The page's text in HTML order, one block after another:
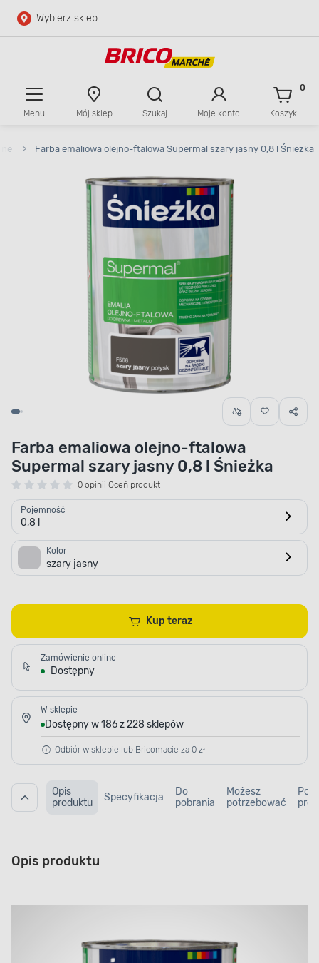
Przejdź do głównej zawartości
Wybierz sklep
Menu Mój sklep Szukaj Moje konto Koszyk
0
> Farba emaliowa olejno-ftalowa Supermal szary jasny 0,8 l Śnieżka
Farba emaliowa olejno-ftalowa
Supermal szary jasny 0,8 l Śnieżka
0 opinii Oceń produkt
Pojemność
0,8 l
Kolor
szary jasny
Kup teraz
Zamówienie online
Dostępny
W sklepie
Dostępny w 186 z 228 sklepów
Odbiór w sklepie lub Bricomacie za 0 zł
Opis
produktu
Specyfikacja
Do
pobrania
Możesz
potrzebować
Opis produktu